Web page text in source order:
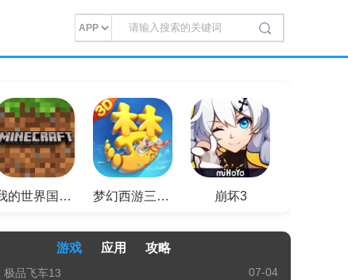
我的世界国际服模组版 梦幻西游三维版 崩坏3
游戏 应用 攻略
极品飞车13 07-04